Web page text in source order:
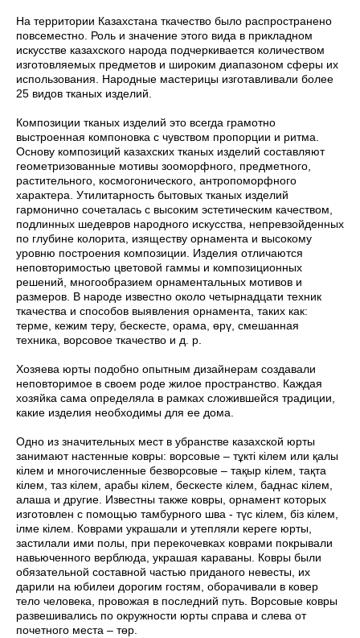
На территории Казахстана ткачество было распространено
повсеместно. Роль и значение этого вида в прикладном
искусстве казахского народа подчеркивается количеством
изготовляемых предметов и широким диапазоном сферы их
использования. Народные мастерицы изготавливали более
25 видов тканых изделий.
Композиции тканых изделий это всегда грамотно
выстроенная компоновка с чувством пропорции и ритма.
Основу композиций казахских тканых изделий составляют
геометризованные мотивы зооморфного, предметного,
растительного, космогонического, антропоморфного
характера. Утилитарность бытовых тканых изделий
гармонично сочеталась с высоким эстетическим качеством,
подлинных шедевров народного искусства, непревзойденных
по глубине колорита, изяществу орнамента и высокому
уровню построения композиции. Изделия отличаются
неповторимостью цветовой гаммы и композиционных
решений, многообразием орнаментальных мотивов и
размеров. В народе известно около четырнадцати техник
ткачества и способов выявления орнамента, таких как:
терме, кежим теру, бескесте, орама, өрү, смешанная
техника, ворсовое ткачество и д. р.
Хозяева юрты подобно опытным дизайнерам создавали
неповторимое в своем роде жилое пространство. Каждая
хозяйка сама определяла в рамках сложившейся традиции,
какие изделия необходимы для ее дома.
Одно из значительных мест в убранстве казахской юрты
занимают настенные ковры: ворсовые – тұкті кілем или қалы
кілем и многочисленные безворсовые – тақыр кілем, тақта
кілем, таз кілем, арабы кілем, бескесте кілем, баднас кілем,
алаша и другие. Известны также ковры, орнамент которых
изготовлен с помощью тамбурного шва - түс кілем, біз кілем,
ілме кілем. Коврами украшали и утепляли кереге юрты,
застилали ими полы, при перекочевках коврами покрывали
навьюченного верблюда, украшая караваны. Ковры были
обязательной составной частью приданого невесты, их
дарили на юбилеи дорогим гостям, оборачивали в ковер
тело человека, провожая в последний путь. Ворсовые ковры
развешивались по окружности юрты справа и слева от
почетного места – төр.